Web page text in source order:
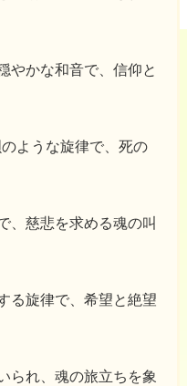
やかな和音で、信仰と
ような旋律で、死の
、慈悲を求める魂の叫
る旋律で、希望と絶望
られ、魂の旅立ちを象